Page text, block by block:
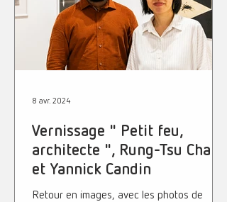
Vernissage " Petit feu,
architecte ", Rung-Tsu Chang
et Yannick Candin
Retour en images, avec les photos de
8 avr. 2024